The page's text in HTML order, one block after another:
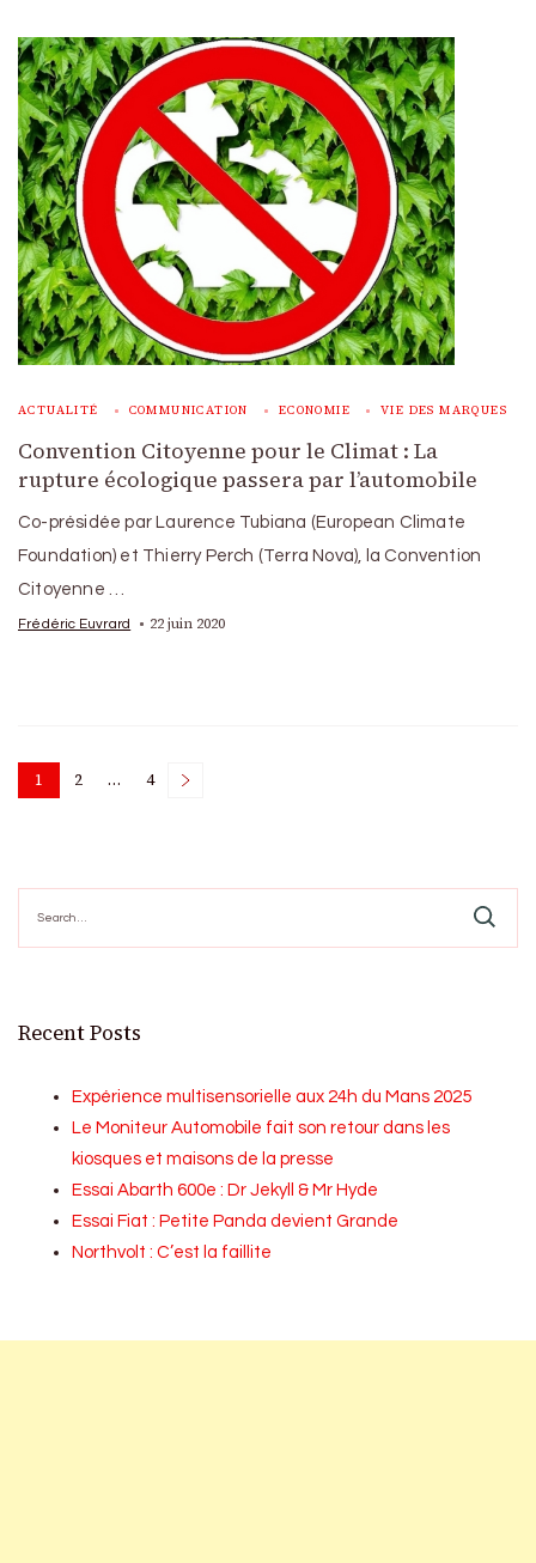
ACTUALITÉ COMMUNICATION ECONOMIE VIE DES MARQUES
Convention Citoyenne pour le Climat : La
rupture écologique passera par l’automobile
Co-présidée par Laurence Tubiana (European Climate
Foundation) et Thierry Perch (Terra Nova), la Convention
Citoyenne …
Frédéric Euvrard 22 juin 2020
Posts
Page
1 Page
2 … Page
4
for:
Recent Posts
Expérience multisensorielle aux 24h du Mans 2025
Le Moniteur Automobile fait son retour dans les
kiosques et maisons de la presse
Essai Abarth 600e : Dr Jekyll & Mr Hyde
Essai Fiat : Petite Panda devient Grande
Northvolt : C’est la faillite